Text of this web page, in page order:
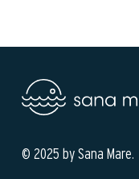
© 2025 by Sana Mare.